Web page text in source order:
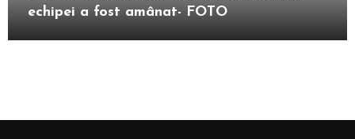
echipei a fost amânat- FOTO